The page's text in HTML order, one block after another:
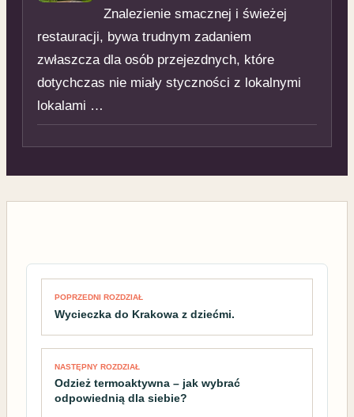
Znalezienie smacznej i świeżej
restauracji, bywa trudnym zadaniem
zwłaszcza dla osób przejezdnych, które
dotychczas nie miały styczności z lokalnymi
lokalami …
Nawigacja wpisu
POPRZEDNI ROZDZIAŁ
Wycieczka do Krakowa z dziećmi.
NASTĘPNY ROZDZIAŁ
Odzież termoaktywna – jak wybrać
odpowiednią dla siebie?